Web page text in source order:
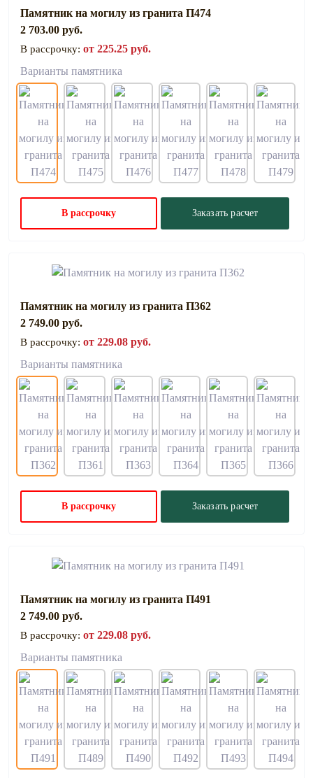
Памятник на могилу из гранита П474
2 703.00 руб.
В рассрочку: от 225.25 руб.
Варианты памятника
В рассрочку Заказать расчет
Памятник на могилу из гранита П362
2 749.00 руб.
В рассрочку: от 229.08 руб.
Варианты памятника
В рассрочку Заказать расчет
Памятник на могилу из гранита П491
2 749.00 руб.
В рассрочку: от 229.08 руб.
Варианты памятника